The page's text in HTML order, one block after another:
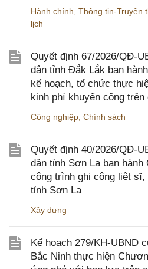
Hành chính Thông tin-Truyền
lịch
Quyết định 67/2026/QĐ-
dân tỉnh Đắk Lắk ban
kế hoạch, tổ chức thực
kinh phí khuyến công
Công nghiệp Chính sách
Quyết định 40/2026/QĐ-
dân tỉnh Sơn La ban hành
công trình ghi công liệt
tỉnh Sơn La
Xây dựng
Kế hoạch 279/KH-UBND
Bắc Ninh thực hiện